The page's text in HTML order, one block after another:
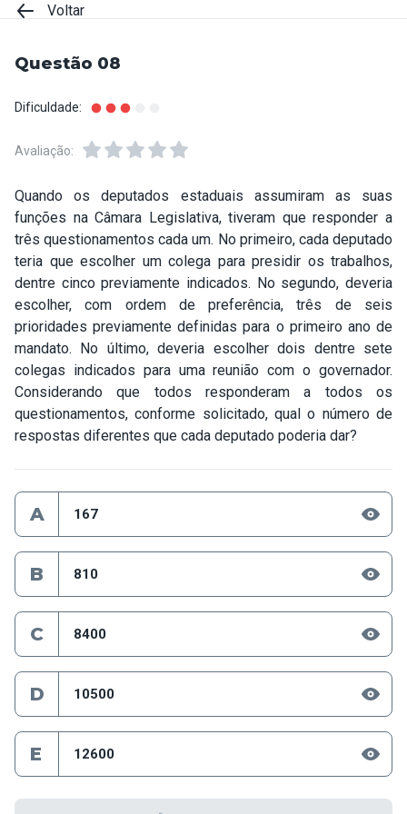
Voltar
Questão 08
Dificuldade:
Avaliação:
Quando os deputados estaduais assumiram as suas
funções na Câmara Legislativa, tiveram que responder a
três questionamentos cada um. No primeiro, cada deputado
teria que escolher um colega para presidir os trabalhos,
dentre cinco previamente indicados. No segundo, deveria
escolher, com ordem de preferência, três de seis
prioridades previamente definidas para o primeiro ano de
mandato. No último, deveria escolher dois dentre sete
colegas indicados para uma reunião com o governador.
Considerando que todos responderam a todos os
questionamentos, conforme solicitado, qual o número de
respostas diferentes que cada deputado poderia dar?
A 167
B 810
C 8400
D 10500
E 12600